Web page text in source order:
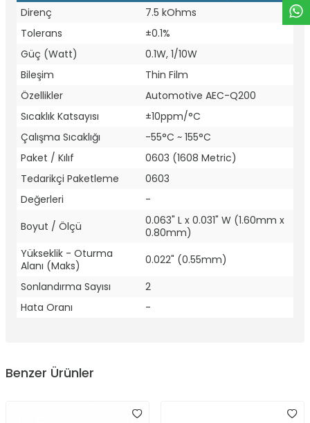
Direnç
7.5 kOhms
Tolerans
±0.1%
Güç (Watt)
0.1W, 1/10W
Bileşim
Thin Film
Özellikler
Automotive AEC-Q200
Sıcaklık Katsayısı
±10ppm/°C
Çalışma Sıcaklığı
-55°C ~ 155°C
Paket / Kılıf
0603 (1608 Metric)
Tedarikçi Paketleme
0603
Değerleri
-
Boyut / Ölçü
0.063" L x 0.031" W (1.60mm x
0.80mm)
Yükseklik - Oturma
Alanı (Maks)
0.022" (0.55mm)
Sonlandırma Sayısı
2
Hata Oranı
-
Benzer Ürünler